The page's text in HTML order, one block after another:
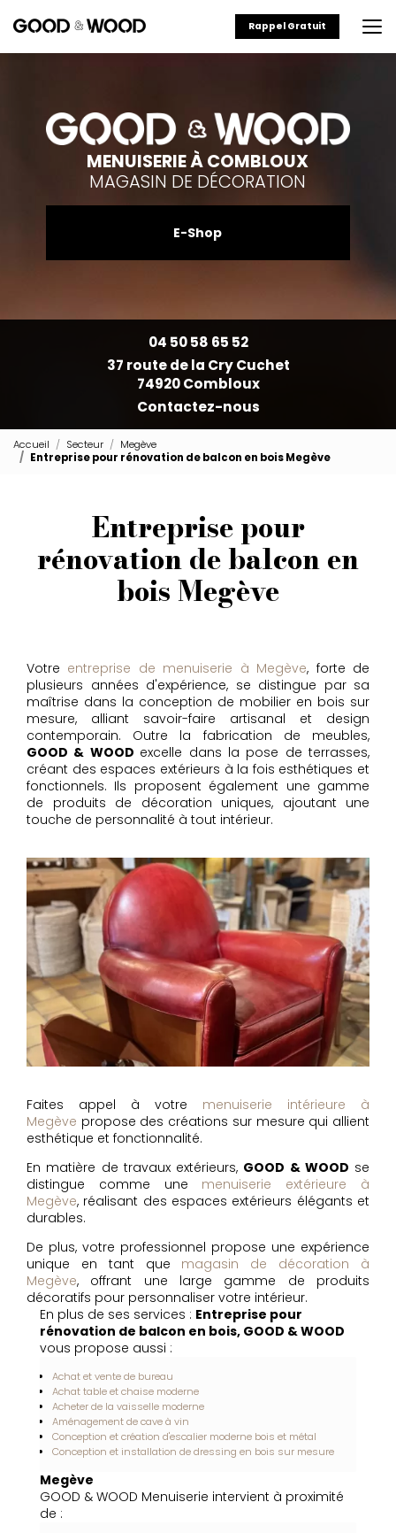
au
principal
Rappel Gratuit
MENUISERIE À COMBLOUX
MAGASIN DE DÉCORATION
E-Shop
04 50 58 65 52
37 route de la Cry Cuchet
74920 Combloux
Contactez-nous
Accueil Secteur
Megève
Entreprise pour rénovation de balcon en bois Megève
Entreprise pour
rénovation de balcon en
bois Megève
Votre entreprise de menuiserie à Megève, forte de
plusieurs années d'expérience, se distingue par sa
maîtrise dans la conception de mobilier en bois sur
mesure, alliant savoir-faire artisanal et design
contemporain. Outre la fabrication de meubles,
GOOD & WOOD excelle dans la pose de terrasses,
créant des espaces extérieurs à la fois esthétiques et
fonctionnels. Ils proposent également une gamme
de produits de décoration uniques, ajoutant une
touche de personnalité à tout intérieur.
Faites appel à votre menuiserie intérieure à
Megève propose des créations sur mesure qui allient
esthétique et fonctionnalité.
En matière de travaux extérieurs, GOOD & WOOD se
distingue comme une menuiserie extérieure à
Megève, réalisant des espaces extérieurs élégants et
durables.
De plus, votre professionnel propose une expérience
unique en tant que magasin de décoration à
Megève, offrant une large gamme de produits
décoratifs pour personnaliser votre intérieur.
En plus de ses services : Entreprise pour
rénovation de balcon en bois, GOOD & WOOD
vous propose aussi :
Achat et vente de bureau
Achat table et chaise moderne
Acheter de la vaisselle moderne
Aménagement de cave à vin
Conception et création d'escalier moderne bois et métal
Conception et installation de dressing en bois sur mesure
Megève
GOOD & WOOD Menuiserie intervient à proximité
de :